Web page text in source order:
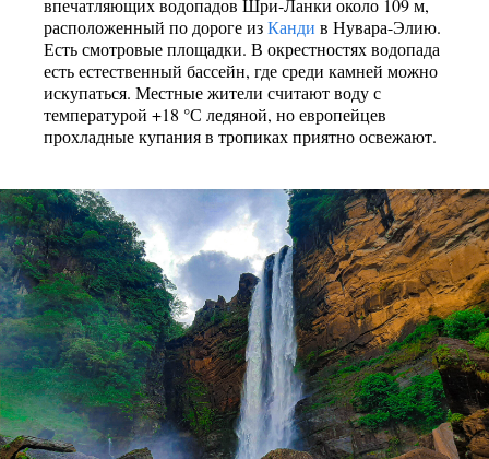
впечатляющих водопадов Шри-Ланки около 109 м,
расположенный по дороге изКанди в Нувара-Элию.
Есть смотровые площадки. В окрестностях водопада
есть естественный бассейн, где среди камней можно
искупаться. Местные жители считают воду с
температурой +18 °С ледяной, но европейцев
прохладные купания в тропиках приятно освежают.